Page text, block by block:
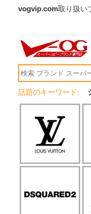
vogvip.com取り扱い
話題のキーワード: